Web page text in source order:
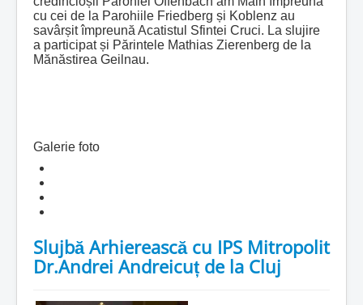
cu cei de la Parohiile Friedberg și Koblenz au
savârșit împreună Acatistul Sfintei Cruci. La slujire
a participat și Părintele Mathias Zierenberg de la
Mănăstirea Geilnau.
Galerie foto
Slujbă Arhierească cu IPS Mitropolit
Dr.Andrei Andreicuț de la Cluj